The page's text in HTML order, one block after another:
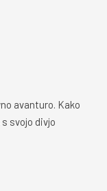
avanturo. Kako
svojo divjo